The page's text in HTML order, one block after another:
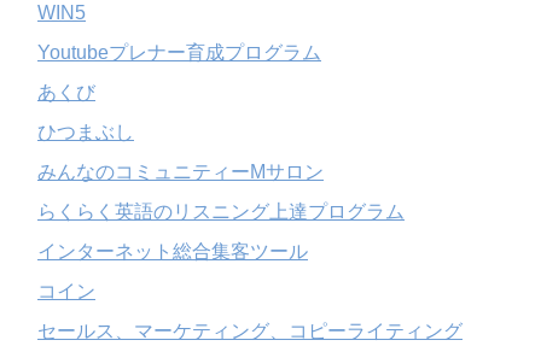
WIN5
Youtubeプレナー育成プログラム
あくび
ひつまぶし
みんなのコミュニティーMサロン
らくらく英語のリスニング上達プログラム
インターネット総合集客ツール
コイン
セールス、マーケティング、コピーライティング